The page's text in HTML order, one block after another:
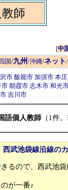
師
[中
国/九州/沖縄/ネット
市 飯能市 加須市 本
市 朝霞市 志木市 和光
吉川市
語個人教師 （1件
武池袋線沿線の
るので、西武池
が一番♪